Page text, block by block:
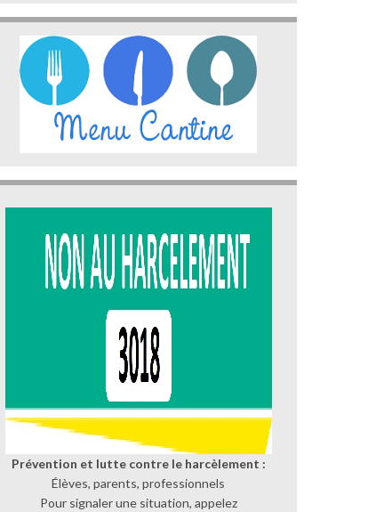
Prévention et lutte contre le harcèlement :
Élèves, parents, professionnels
Pour signaler une situation, appelez